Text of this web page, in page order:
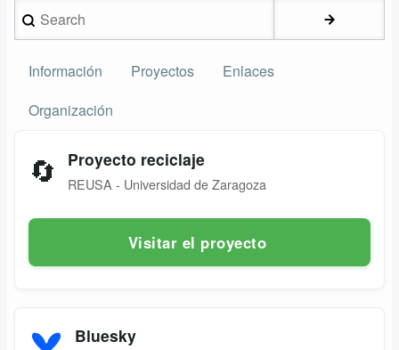
Search
Secundario
Información Proyectos
Enlaces
Organización
🔄 Proyecto reciclaje
REUSA - Universidad de Zaragoza
Visitar el proyecto
Bluesky